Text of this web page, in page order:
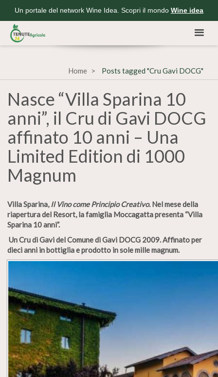
Un portale del network Wine Idea. Scopri il mondo Wine idea
Home Posts tagged "Cru Gavi DOCG"
Nasce “Villa Sparina 10
anni”, il Cru di Gavi DOCG
affinato 10 anni – Una
Limited Edition di 1000
Magnum
Villa Sparina, Il Vino come Principio Creativo.Nel mesedella
riapertura del Resort, la famiglia Moccagatta presenta “Villa
Sparina 10 anni”.
Un Cru di Gavi del Comune di Gavi DOCG 2009. Affinato per
dieci anni in bottiglia e prodotto in sole mille magnum.